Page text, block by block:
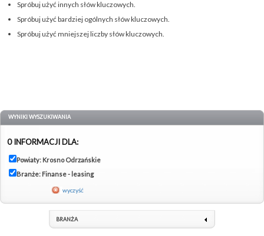
Spróbuj użyć innych słów kluczowych.
Spróbuj użyć bardziej ogólnych słów kluczowych.
Spróbuj użyć mniejszej liczby słów kluczowych.
WYNIKI WYSZUKIWANIA
0 INFORMACJI DLA:
Powiaty: Krosno Odrzańskie
Branże: Finanse - leasing
wyczyść
BRANŻA